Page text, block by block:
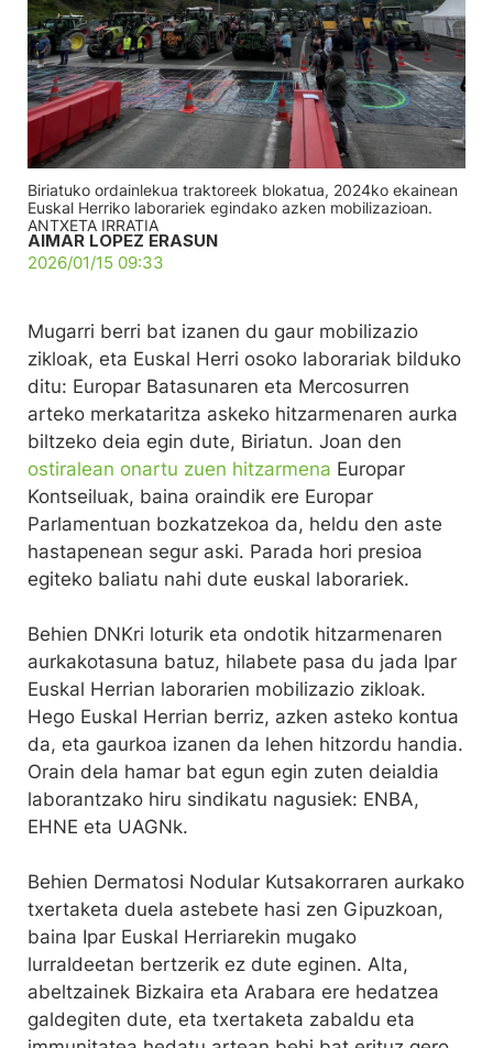
Biriatuko ordainlekua traktoreek blokatua, 2024ko ekainean
Euskal Herriko laborariek egindako azken mobilizazioan.
ANTXETA IRRATIA
AIMAR LOPEZ ERASUN
2026/01/15 09:33
Mugarri berri bat izanen du gaur mobilizazio
zikloak, eta Euskal Herri osoko laborariak bilduko
ditu: Europar Batasunaren eta Mercosurren
arteko merkataritza askeko hitzarmenaren aurka
biltzeko deia egin dute, Biriatun. Joan den
ostiralean onartu zuen hitzarmena Europar
Kontseiluak, baina oraindik ere Europar
Parlamentuan bozkatzekoa da, heldu den aste
hastapenean segur aski. Parada hori presioa
egiteko baliatu nahi dute euskal laborariek.
Behien DNKri loturik eta ondotik hitzarmenaren
aurkakotasuna batuz, hilabete pasa du jada Ipar
Euskal Herrian laborarien mobilizazio zikloak.
Hego Euskal Herrian berriz, azken asteko kontua
da, eta gaurkoa izanen da lehen hitzordu handia.
Orain dela hamar bat egun egin zuten deialdia
laborantzako hiru sindikatu nagusiek: ENBA,
EHNE eta UAGNk.
Behien Dermatosi Nodular Kutsakorraren aurkako
txertaketa duela astebete hasi zen Gipuzkoan,
baina Ipar Euskal Herriarekin mugako
lurraldeetan bertzerik ez dute eginen. Alta,
abeltzainek Bizkaira eta Arabara ere hedatzea
galdegiten dute, eta txertaketa zabaldu eta